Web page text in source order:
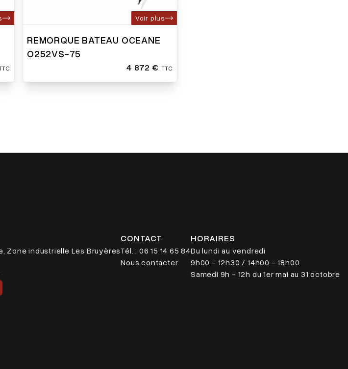
Voir plus
REMORQUE BATEAU OCEANE
O252VS-75
4 872 € TTC
Zone industrielle Les Bruyères
CONTACT
Tél. : 06 15 14 65 84
Nous contacter
HORAIRES
Du lundi au vendredi
9h00 - 12h30 / 14h00 - 18h00
Samedi 9h - 12h du 1er mai au 31 octobre